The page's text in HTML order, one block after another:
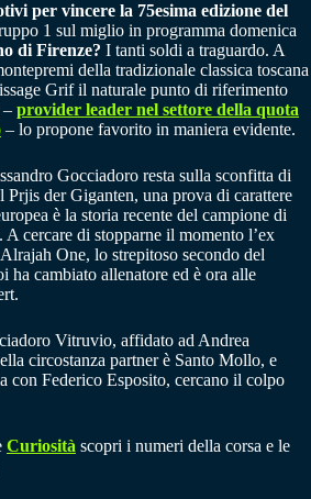
per vincere la 75esima edizione del
1 sul miglio in programma domenica
di Firenze? I tanti soldi a traguardo. A
della tradizionale classica toscana
Grif il naturale punto di riferimento
– provider leader nel settore della quota
– lo propone favorito in maniera evidente.
Gocciadoro resta sulla sconfitta di
Prjis der Giganten, una prova di carattere
è la storia recente del campione di
cercare di stopparne il momento l’ex
One, lo strepitoso secondo del
ha cambiato allenatore ed è ora alle
Vitruvio, affidato ad Andrea
circostanza partner è Santo Mollo, e
con Federico Esposito, cercano il colpo
Curiosità scopri i numeri della corsa e le